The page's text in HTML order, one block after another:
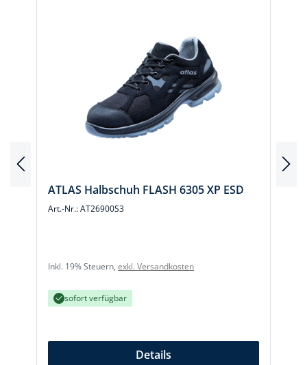
ATLAS Halbschuh FLASH 6305 XP ESD
Art.-Nr.: AT26900S3
Inkl. 19% Steuern, exkl. Versandkosten
sofort verfügbar
Details